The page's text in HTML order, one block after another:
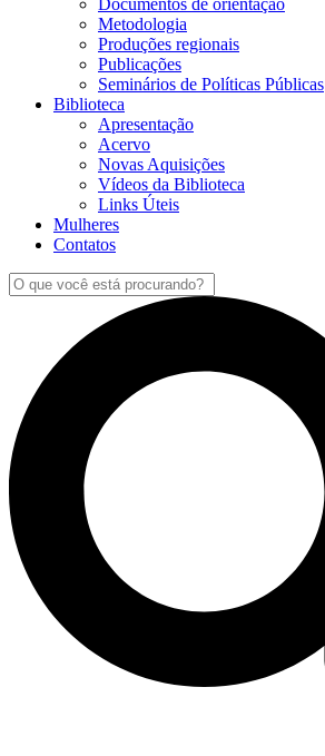
Documentos de orientação
Metodologia
Produções regionais
Publicações
Seminários de Políticas Públicas
Biblioteca
Apresentação
Acervo
Novas Aquisições
Vídeos da Biblioteca
Links Úteis
Mulheres
Contatos